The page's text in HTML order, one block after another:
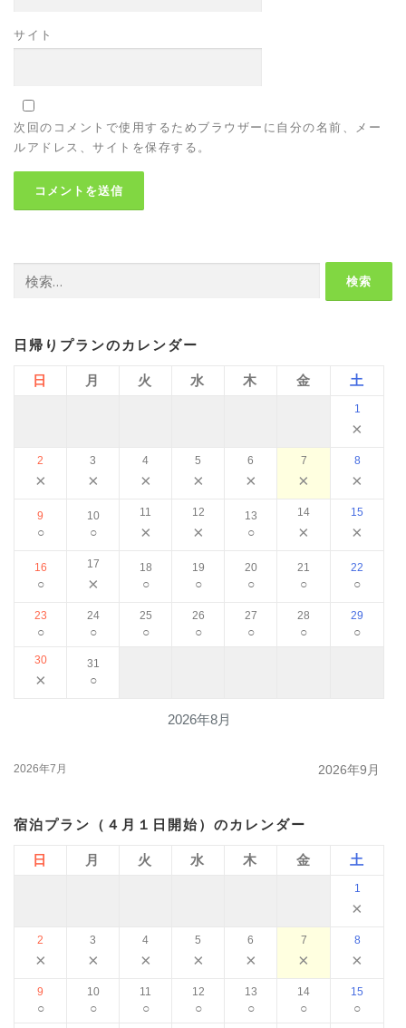
サイト
次回のコメントで使用するためブラウザーに自分の名前、メー
ルアドレス、サイトを保存する。
索:
日帰りプランのカレンダー
2026年8月
日 月 火 水 木 金 土
1
×
2
×
3
×
4
×
5
×
6
×
7
×
8
×
9
○
10
○
11
×
12
×
13
○
14
×
15
×
16
○
17
×
18
○
19
○
20
○
21
○
22
○
23
○
24
○
25
○
26
○
27
○
28
○
29
○
30
×
31
○
2026年7月 2026年9月
宿泊プラン（４月１日開始）のカレンダー
日 月 火 水 木 金 土
1
×
2
×
3
×
4
×
5
×
6
×
7
×
8
×
9
○
10
○
11
○
12
○
13
○
14
○
15
○